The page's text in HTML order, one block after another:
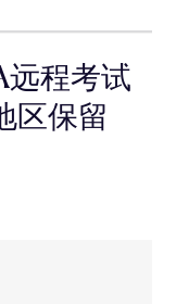
远程考试
区保留